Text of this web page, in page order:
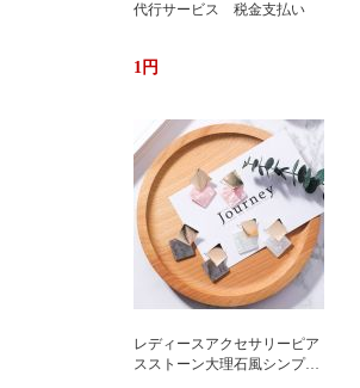
代行サービス 税金支払い
1円
レディースアクセサリーピア
スストーン大理石風シンプル